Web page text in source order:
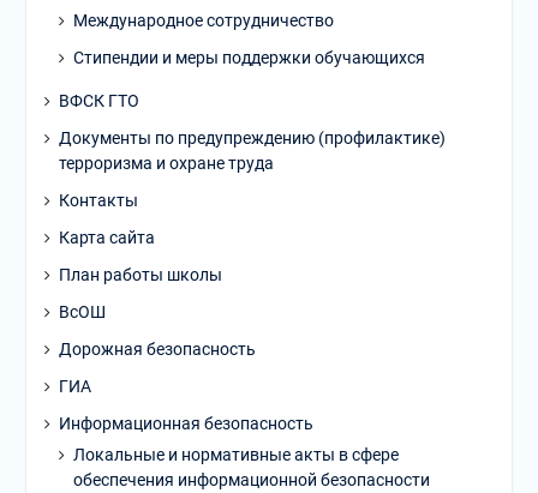
Международное сотрудничество
Стипендии и меры поддержки обучающихся
ВФСК ГТО
Документы по предупреждению (профилактике)
терроризма и охране труда
Контакты
Карта сайта
План работы школы
ВсОШ
Дорожная безопасность
ГИА
Информационная безопасность
Локальные и нормативные акты в сфере
обеспечения информационной безопасности